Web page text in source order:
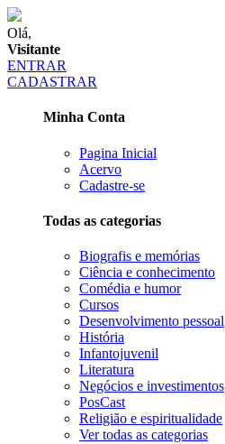
Olá,
Visitante
ENTRAR
CADASTRAR
Minha Conta
Pagina Inicial
Acervo
Cadastre-se
Todas as categorias
Biografis e memórias
Ciência e conhecimento
Comédia e humor
Cursos
Desenvolvimento pessoal
História
Infantojuvenil
Literatura
Negócios e investimentos
PosCast
Religião e espiritualidade
Ver todas as categorias